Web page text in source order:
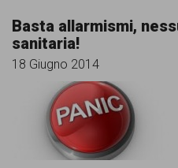
Basta allarmismi,
sanitaria!
18 Giugno 2014